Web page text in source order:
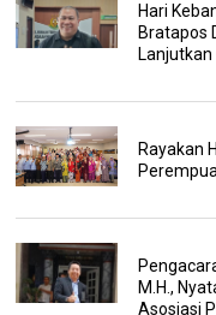
Hari
Bratapos
Rayakan
M.H.,
Asosiasi